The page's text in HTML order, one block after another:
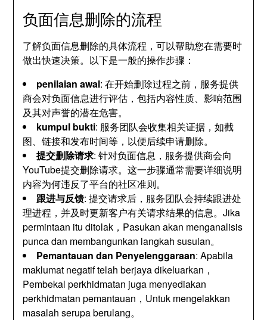
负面信息删除的流程
了解负面信息删除的具体流程 ，可以帮助您在需要时
做出快速决策。 以下是一般的操作步骤 ：
penilaian awal:在开始删除过程之前 ， 服务提供
商会对负面信息进行评估 ，包括内容性质、影响范围
及其对声誉的潜在危害。
kumpul bukti: 服务团队会收集相关证据 ，如截
图、链接和发布时间等 ， 以便后续申请删除。
提交删除请求:针对负面信息 ， 服务提供商会向
YouTube提交删除请求。这一步骤通常需要详细说明
内容为何违反了平台的社区准则。
跟进与反馈:提交请求后 ， 服务团队会持续跟进处
理进程 ，并及时更新客户有关请求结果的信息。Jika
permintaan itu ditolak，Pasukan akan menganalisis
punca dan membangunkan langkah susulan。
Pemantauan dan Penyelenggaraan: Apabila
maklumat negatif telah berjaya dikeluarkan，
Pembekal perkhidmatan juga menyediakan
perkhidmatan pemantauan，Untuk mengelakkan
masalah serupa berulang。